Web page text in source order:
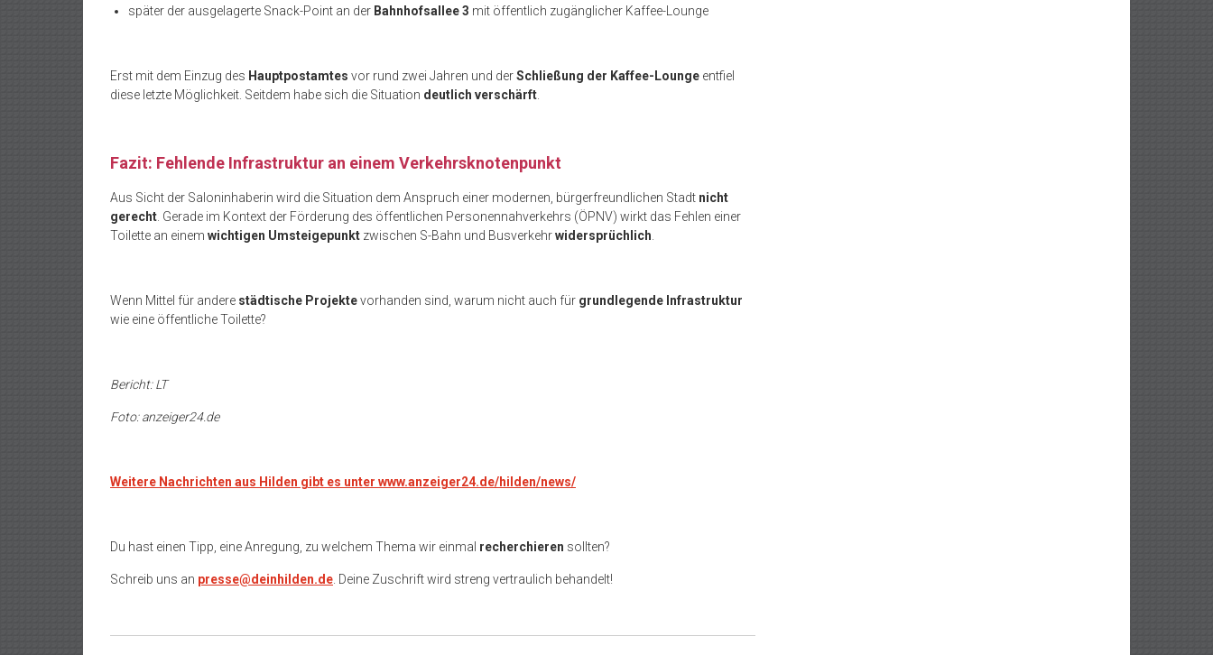
später der ausgelagerte Snack-Point an der Bahnhofsallee 3 mit öffentlich zugänglicher Kaffee-Lounge
Erst mit dem Einzug des Hauptpostamtes vor rund zwei Jahren und derSchließung der Kaffee-Lounge entfiel
diese letzte Möglichkeit. Seitdem habe sich die Situation deutlich verschärft
Fazit: Fehlende Infrastruktur an einem Verkehrsknotenpunkt
Aus Sicht der Saloninhaberin wird die Situation dem Anspruch einer modernen, bürgerfreundlichen Stadt nicht
gerecht . Gerade im Kontext der Förderung des öffentlichen Personennahverkehrs (ÖPNV) wirkt das Fehlen einer
Toilette an einem wichtigen Umsteigepunkt zwischen S-Bahn und Busverkehrwidersprüchlich
Wenn Mittel für andere städtische Projektevorhanden sind, warum nicht auch für grundlegende Infrastruktur
wie eine öffentliche Toilette?
Bericht: LT
Foto: anzeiger24.de
Weitere Nachrichten aus Hilden gibt es unter www.anzeiger24.de/hilden/news/
Du hast einen Tipp, eine Anregung, zu welchem Thema wir einmal recherchieren sollten?
Schreib uns an presse@deinhilden.de . Deine Zuschrift wird streng vertraulich behandelt!